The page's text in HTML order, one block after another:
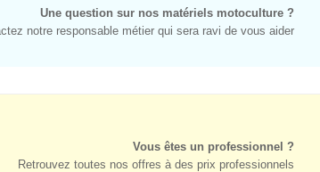
Une question sur nos matériels motoculture ?
notre responsable métier qui sera ravi de vous aider
Vous êtes un professionnel ?
Retrouvez toutes nos offres à des prix professionnels